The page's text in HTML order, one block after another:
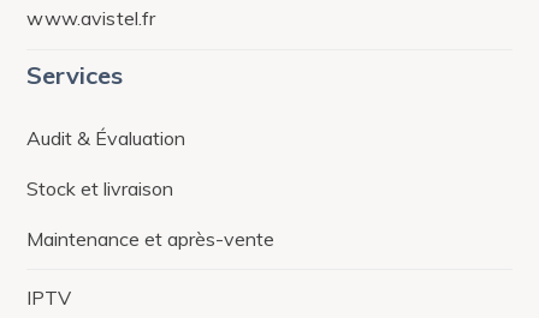
www.avistel.fr
Services
Audit & Évaluation
Stock et livraison
Maintenance et après-vente
IPTV